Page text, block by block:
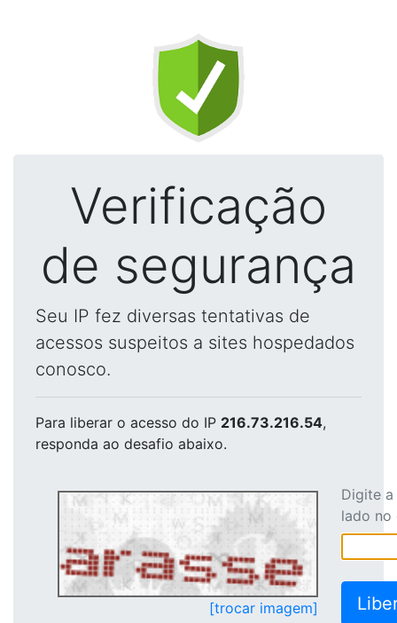
Verificação
de segurança
Seu IP fez diversas tentativas de
acessos suspeitos a sites hospedados
conosco.
Para liberar o acesso do IP 216.73.216.54,
responda ao desafio abaixo.
[trocar imagem]
Digite
lado no